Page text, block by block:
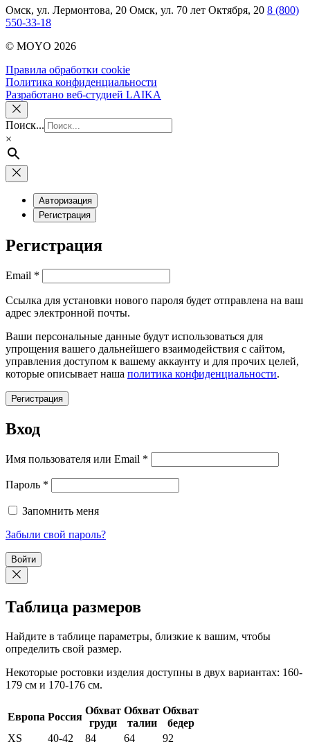
Омск, ул. Лермонтова, 20 Омск, ул. 70 лет Октября, 20 8 (800)
550-33-18
© MOYO 2026
Правила обработки cookie
Политика конфиденциальности
Разработано веб-студией LAIKA
Поиск...
×
Авторизация
Регистрация
Регистрация
Email *
Ссылка для установки нового пароля будет отправлена ​​на ваш
адрес электронной почты.
Ваши персональные данные будут использоваться для
упрощения вашего дальнейшего взаимодействия с сайтом,
управления доступом к вашему аккаунту и для прочих целей,
которые описывает наша политика конфиденциальности.
Регистрация
Вход
Имя пользователя или Email *
Пароль *
Запомнить меня
Забыли свой пароль?
Войти
Таблица размеров
Найдите в таблице параметры, близкие к вашим, чтобы
определить свой размер.
Некоторые ростовки изделия доступны в двух вариантах: 160-
179 см и 170-176 см.
Европа Россия
Обхват
груди
Обхват
талии
Обхват
бедер
XS
40-42 84 64
92